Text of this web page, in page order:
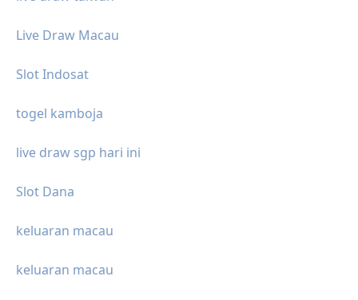
Live Draw Macau
Slot Indosat
togel kamboja
live draw sgp hari ini
Slot Dana
keluaran macau
keluaran macau